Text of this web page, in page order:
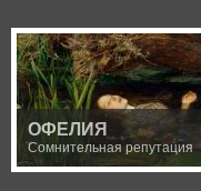
ОФЕЛИЯ
Сомнительная репутация